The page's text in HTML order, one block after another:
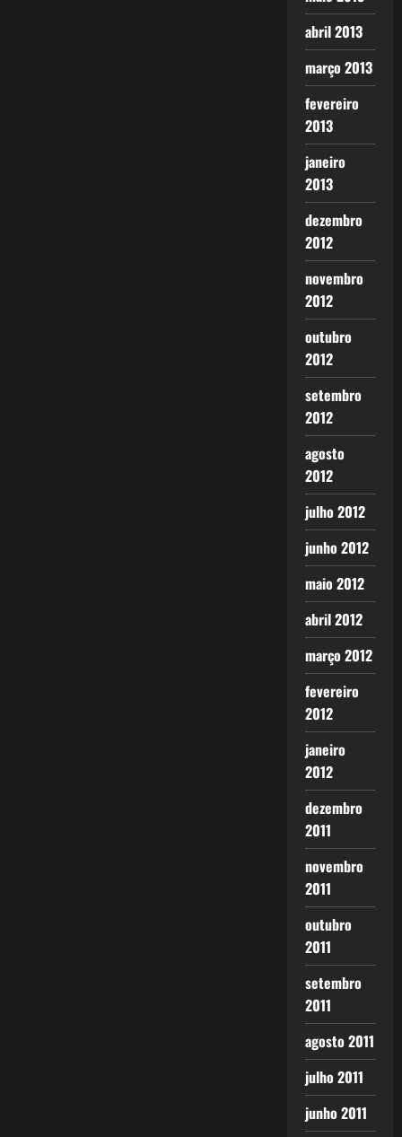
abril 2013
março 2013
fevereiro
2013
janeiro
2013
dezembro
2012
novembro
2012
outubro
2012
setembro
2012
agosto
2012
julho 2012
junho 2012
maio 2012
abril 2012
março 2012
fevereiro
2012
janeiro
2012
dezembro
2011
novembro
2011
outubro
2011
setembro
2011
agosto 2011
julho 2011
junho 2011